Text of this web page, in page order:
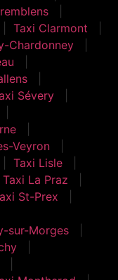
Taxi Clarmont
Chardonney
Sévery
Veyron
Taxi Lisle
Taxi La Praz
St-Prex
sur-Morges